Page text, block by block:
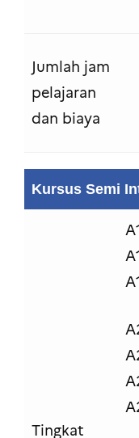
Jumlah jam
pelajaran
dan biaya
Kursus Semi
Tingkat